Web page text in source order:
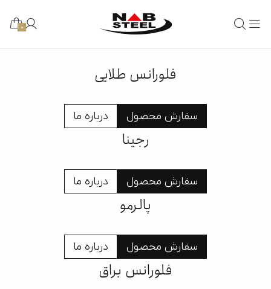
0
فلورانس طلایی
سفارش محصول درباره ما
رجینا
سفارش محصول درباره ما
پالرمو
سفارش محصول درباره ما
فلورانس براق